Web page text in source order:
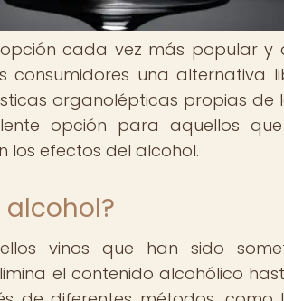
cada vez más popular y
consumidores una alternativa
organolépticas propias de
opción para aquellos
los efectos del alcohol.
alcohol?
vinos que han sido
el contenido alcohólico